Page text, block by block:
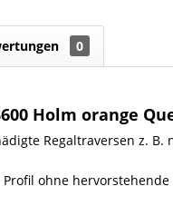
0
Holm orange
Regaltraversen z.
ohne